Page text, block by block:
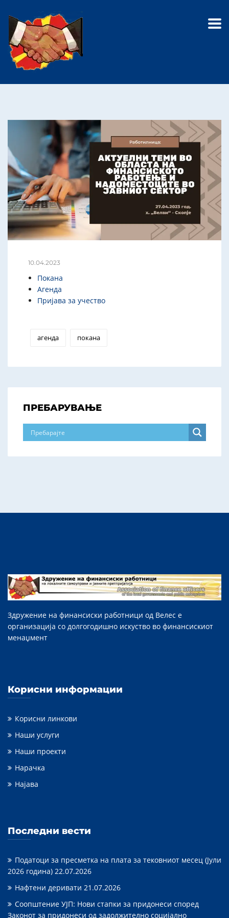
10.04.2023
Покана
Агенда
Пријава за учество
агенда покана
ПРЕБАРУВАЊЕ
Здружение на финансиски работници од Велес е
организација со долгогодишно искуство во финансискиот
менаџмент
Корисни информации
Корисни линкови
Наши услуги
Наши проекти
Нарачка
Најава
Последни вести
Податоци за пресметка на плата за тековниот месец (Јули
2026 година) 22.07.2026
Нафтени деривати 21.07.2026
Соопштение УЈП: Нови стапки за придонеси според
Законот за придонеси од задолжително социјално